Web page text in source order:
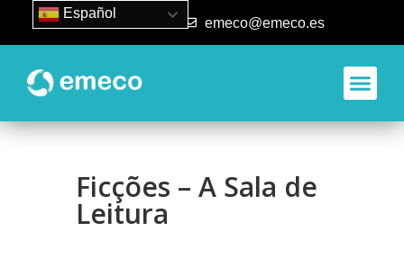
93 840 50 80 emeco@emeco.es
Ficções – A Sala de
Leitura
Español